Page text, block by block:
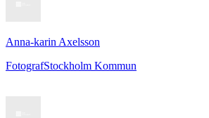
Anna-karin Axelsson
FotografStockholm Kommun